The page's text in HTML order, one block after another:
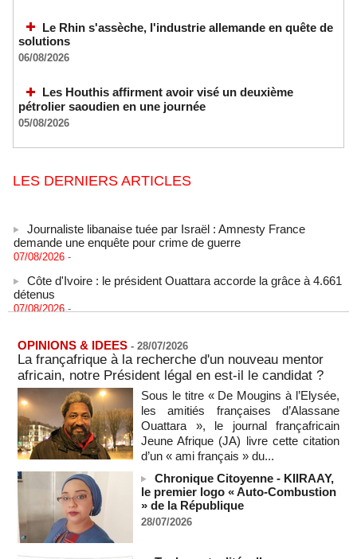
Le Rhin s'assèche, l'industrie allemande en quête de
solutions
06/08/2026
Les Houthis affirment avoir visé un deuxième
pétrolier saoudien en une journée
05/08/2026
LES DERNIERS ARTICLES
demande une enquête pour crime de guerre
07/08/2026 -
détenus
07/08/2026
07/08/2026 -
La Türkiye, l’Arabie saoudite et le Pakistan signent un accord
conjoint de défense à La Mecque
07/08/2026 -
La Bourse de Paris termine en hausse et poursuit sa course
aux records
07/08/2026 -
En Thaïlande, "choc" et "incrédulité" dans un lycée après une
fusillade mortelle
07/08/2026 -
Hydrocarbures : les entreprises d’État font des recettes de
37,5 milliards de francs CFA au premier semestre de 2025
07/08/2026 -
OPINIONS & IDEES - 28/07/2026
La françafrique à la recherche d'un nouveau mentor
africain, notre Président légal en est-il le candidat ?
Sous le titre « De Mougins à l’Elysée,
les amitiés françaises d’Alassane
Ouattara », le journal françafricain
Jeune Afrique (JA) livre cette citation
d’un « ami français » du...
Chronique Citoyenne - KIIRAAY,
le premier logo « Auto-Combustion
» de la République
28/07/2026